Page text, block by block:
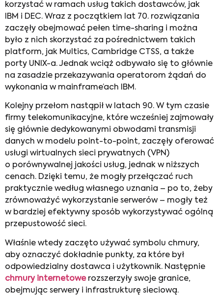
korzystać w ramach usług takich dostawców, jak
IBM i DEC. Wraz z początkiem lat 70. rozwiązania
zaczęły obejmować pełen time-sharing i można
było z nich skorzystać za pośrednictwem takich
platform, jak Multics, Cambridge CTSS, a także
porty UNIX-a. Jednak wciąż odbywało się to głównie
na zasadzie przekazywania operatorom żądań do
wykonania w mainframe’ach IBM.
Kolejny przełom nastąpił w latach 90. W tym czasie
firmy telekomunikacyjne, które wcześniej zajmowały
się głównie dedykowanymi obwodami transmisji
danych w modelu point-to-point, zaczęły oferować
usługi wirtualnych sieci prywatnych (VPN)
o porównywalnej jakości usług, jednak w niższych
cenach. Dzięki temu, że mogły przełączać ruch
praktycznie według własnego uznania – po to, żeby
zrównoważyć wykorzystanie serwerów – mogły też
w bardziej efektywny sposób wykorzystywać ogólną
przepustowość sieci.
Właśnie wtedy zaczęto używać symbolu chmury,
aby oznaczyć dokładnie punkty, za które był
odpowiedzialny dostawca i użytkownik. Następnie
chmury internetowerozszerzyły swoje granice,
obejmując serwery i infrastrukturę sieciową.